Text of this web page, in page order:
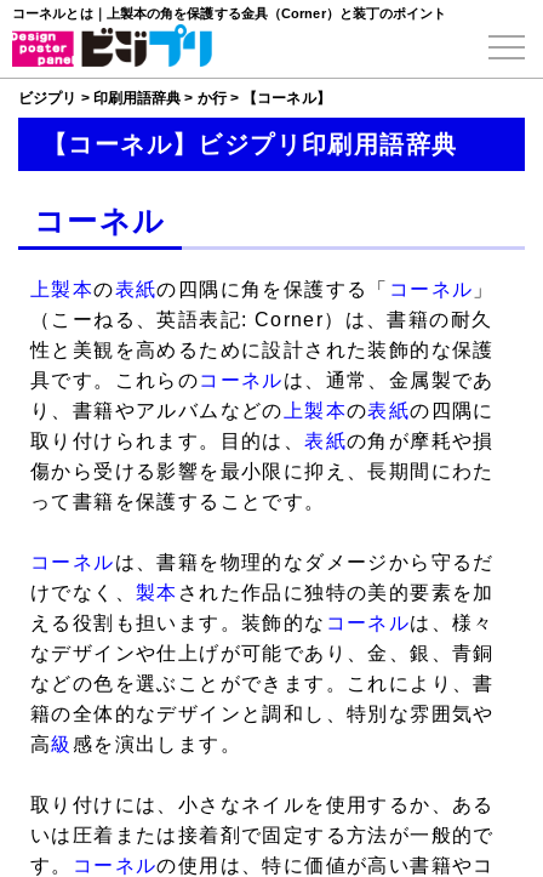
コーネルとは｜上製本の角を保護する金具（Corner）と装丁のポイント
ビジプリ > 印刷用語辞典 > か行> 【コーネル】
【コーネル】ビジプリ印刷用語辞典
コーネル
上製本の表紙の四隅に角を保護する「 コーネル 」
（こーねる、英語表記: Corner）は、書籍の耐久
性と美観を高めるために設計された装飾的な保護
具です。これらのコーネルは、通常、金属製であ
り、書籍やアルバムなどの 上製本の表紙の四隅に
取り付けられます。目的は、表紙の角が摩耗や損
傷から受ける影響を最小限に抑え、長期間にわた
って書籍を保護することです。
コーネルは、書籍を物理的なダメージから守るだ
けでなく、 製本 された作品に独特の美的要素を加
える役割も担います。装飾的な コーネルは、様々
なデザインや仕上げが可能であり、金、銀、青銅
などの色を選ぶことができます。これにより、書
籍の全体的なデザインと調和し、特別な雰囲気や
高級 感を演出します。
取り付けには、小さなネイルを使用するか、ある
いは圧着または接着剤で固定する方法が一般的で
す。
コーネルの使用は、特に価値が高い書籍やコ